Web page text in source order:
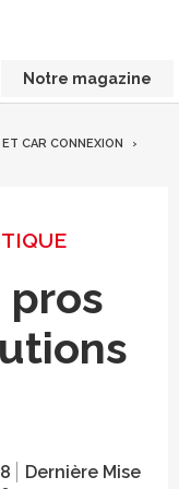
Notre magazine
CAR CONNEXION
pros
Dernière Mise